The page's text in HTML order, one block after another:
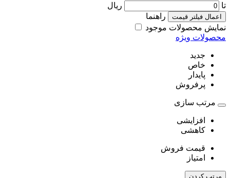
تا ریال
اعمال فیلتر قیمت
راهنما
نمایش محصولات موجود
محصولات ویژه
جدید
خاص
پایدار
پرفروش
مرتب سازی
افزایشی
کاهشی
قیمت فروش
امتیاز
مرتب کردن